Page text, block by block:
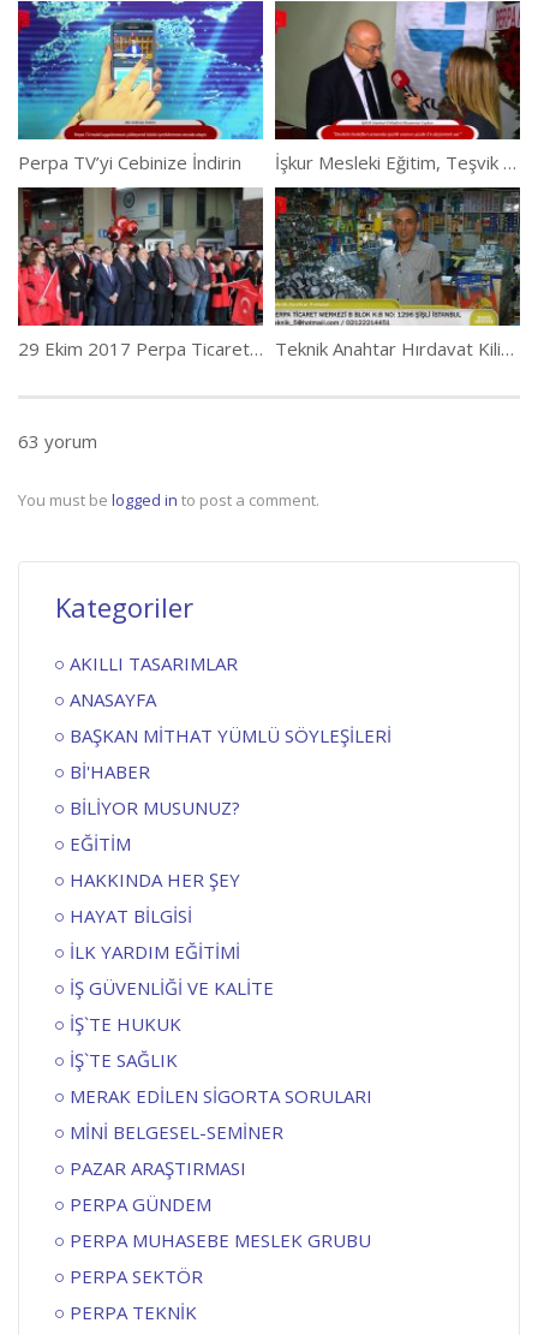
Perpa TV’yi Cebinize İndirin İşkur Mesleki Eğitim, Teşvik ve Uygulamaları Semineri
29 Ekim 2017 Perpa Ticaret Merkezi Cumhuriyet Bayramı Töreni Teknik Anahtar Hırdavat Kilit Evi
63 yorum
You must be logged in to post a comment.
Kategoriler
AKILLI TASARIMLAR
ANASAYFA
BAŞKAN MİTHAT YÜMLÜ SÖYLEŞİLERİ
Bİ'HABER
BİLİYOR MUSUNUZ?
EĞİTİM
HAKKINDA HER ŞEY
HAYAT BİLGİSİ
İLK YARDIM EĞİTİMİ
İŞ GÜVENLİĞİ VE KALİTE
İŞ`TE HUKUK
İŞ`TE SAĞLIK
MERAK EDİLEN SİGORTA SORULARI
MİNİ BELGESEL-SEMİNER
PAZAR ARAŞTIRMASI
PERPA GÜNDEM
PERPA MUHASEBE MESLEK GRUBU
PERPA SEKTÖR
PERPA TEKNİK